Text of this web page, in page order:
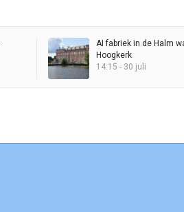
AI fabriek in de Halm
Hoogkerk
14:15 - 30 juli